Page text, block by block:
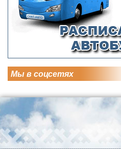
Мы в соцсетях